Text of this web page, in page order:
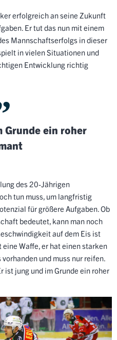
erfolgreich an seine Zukunft
Er tut das nun mit einem
Mannschaftserfolgs in dieser
in vielen Situationen und
Entwicklung richtig
Grunde ein roher
des 20-Jährigen
tun muss, um langfristig
für größere Aufgaben. Ob
bedeutet, kann man noch
auf dem Eis ist
Waffe, er hat einen starken
und muss nur reifen.
ist jung und im Grunde ein roher